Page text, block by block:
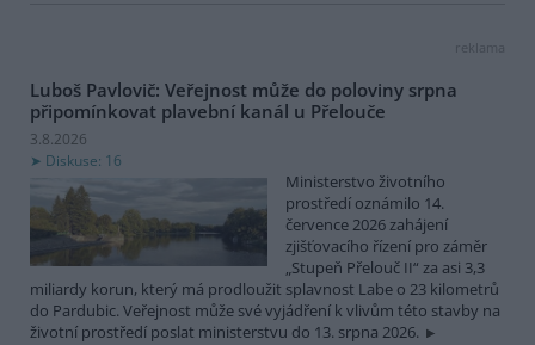
reklama
Luboš Pavlovič: Veřejnost může do poloviny srpna
připomínkovat plavební kanál u Přelouče
3.8.2026
Diskuse: 16
Ministerstvo životního
prostředí oznámilo 14.
července 2026 zahájení
zjišťovacího řízení pro záměr
„Stupeň Přelouč II“ za asi 3,3
miliardy korun, který má prodloužit splavnost Labe o 23 kilometrů
do Pardubic. Veřejnost může své vyjádření k vlivům této stavby na
životní prostředí poslat ministerstvu do 13. srpna 2026.